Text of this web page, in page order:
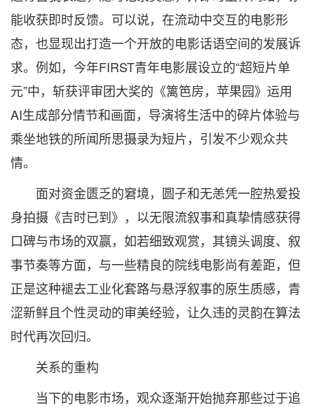
能收获即时反馈。可以说，在流动中交互的电影形
态，也显现出打造一个开放的电影话语空间的发展诉
求。例如，今年FIRST青年电影展设立的“超短片单
元”中，斩获评审团大奖的《篱笆房，苹果园》运用
AI生成部分情节和画面，导演将生活中的碎片体验与
乘坐地铁的所闻所思摄录为短片，引发不少观众共
情。
面对资金匮乏的窘境，圆子和无恙凭一腔热爱投
身拍摄《吉时已到》，以无限流叙事和真挚情感获得
口碑与市场的双赢，如若细致观赏，其镜头调度、叙
事节奏等方面，与一些精良的院线电影尚有差距，但
正是这种褪去工业化套路与悬浮叙事的原生质感，青
涩新鲜且个性灵动的审美经验，让久违的灵韵在算法
时代再次回归。
关系的重构
当下的电影市场，观众逐渐开始抛弃那些过于追